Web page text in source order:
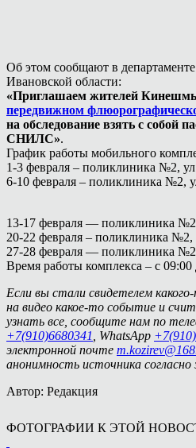
Об этом сообщают в
Ивановской области:
«Приглашаем жителей
передвижном
на обследование взять с собой
СНИЛС».
График работы мобильного
1-3 февраля – поликлиника №2,
6-10 февраля – поликлиника №2,
13-17 февраля — поликлиника
20-22 февраля – поликлиника
27-28 февраля — поликлиника
Время работы комплекса – с 09:00
Если вы стали свидетелем
на видео какое-то событие и
узнать все, сообщите нам по
+7(910)6680341
, WhatsApp
электронной почте
анонимность источника
Автор: Редакция
ФОТОГРАФИИ К ЭТОЙ